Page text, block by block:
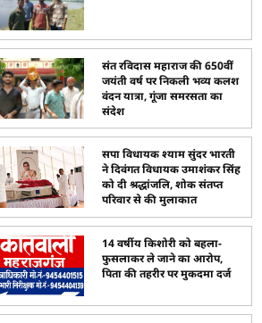
संत रविदास महाराज की 650वीं
जयंती वर्ष पर निकली भव्य कलश
वंदन यात्रा, गूंजा समरसता का
संदेश
सपा विधायक श्याम सुंदर भारती
ने दिवंगत विधायक उमाशंकर सिंह
को दी श्रद्धांजलि, शोक संतप्त
परिवार से की मुलाकात
14 वर्षीय किशोरी को बहला-
फुसलाकर ले जाने का आरोप,
पिता की तहरीर पर मुकदमा दर्ज